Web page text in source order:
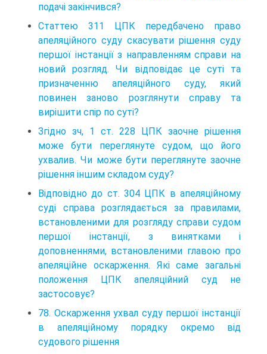
подачі закінчився?
Статтею 311 ЦПК передбачено право
апеляційного суду скасувати рішення суду
першої інстанції з направленням справи на
новий розгляд. Чи відповідає це суті та
призначенню апеляційного суду, який
повинен заново розглянути справу та
вирішити спір по суті?
Згідно зч, 1 ст. 228 ЦПК заочне рішення
може бути переглянуте судом, що його
ухвалив. Чи може бути переглянуте заочне
рішення іншим складом суду?
Відповідно до ст. 304 ЦПК в апеляційному
суді справа розглядається за правилами,
встановленими для розгляду справи судом
першої інстанції, з винятками і
доповненнями, встановленими главою про
апеляційне оскарження. Які саме загальні
положення ЦПК апеляційний суд не
застосовує?
78. Оскарження ухвал суду першої інстанції
в апеляційному порядку окремо від
судового рішення